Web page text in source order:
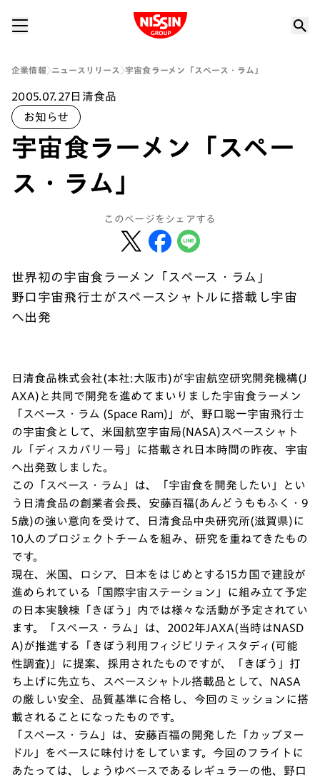
Nissin Group
企業情報 ニュースリリース 宇宙食ラーメン「スペース・ラム」
2005.07.27日清食品
お知らせ
宇宙食ラーメン「スペー
ス・ラム」
このページをシェアする
世界初の宇宙食ラーメン「スペース・ラム」
野口宇宙飛行士がスペースシャトルに搭載し宇宙
へ出発
日清食品株式会社(本社:大阪市)が宇宙航空研究開発機構(J
AXA)と共同で開発を進めてまいりました宇宙食ラーメン
「スペース・ラム (Space Ram)」が、野口聡一宇宙飛行士
の宇宙食として、米国航空宇宙局(NASA)スペースシャト
ル「ディスカバリー号」に搭載され日本時間の昨夜、宇宙
へ出発致しました。
この「スペース・ラム」は、「宇宙食を開発したい」とい
う日清食品の創業者会長、安藤百福(あんどうももふく・9
5歳)の強い意向を受けて、日清食品中央研究所(滋賀県)に
10人のプロジェクトチームを組み、研究を重ねてきたもの
です。
現在、米国、ロシア、日本をはじめとする15カ国で建設が
進められている「国際宇宙ステーション」に組み立て予定
の日本実験棟「きぼう」内では様々な活動が予定されてい
ます。「スペース・ラム」は、2002年JAXA(当時はNASD
A)が推進する「きぼう利用フィジビリティスタディ(可能
性調査)」に提案、採用されたものですが、「きぼう」打
ち上げに先立ち、スペースシャトル搭載品として、NASA
の厳しい安全、品質基準に合格し、今回のミッションに搭
載されることになったものです。
「スペース・ラム」は、安藤百福の開発した「カップヌー
ドル」をベースに味付けをしています。今回のフライトに
あたっては、しょうゆベースであるレギュラーの他、野口